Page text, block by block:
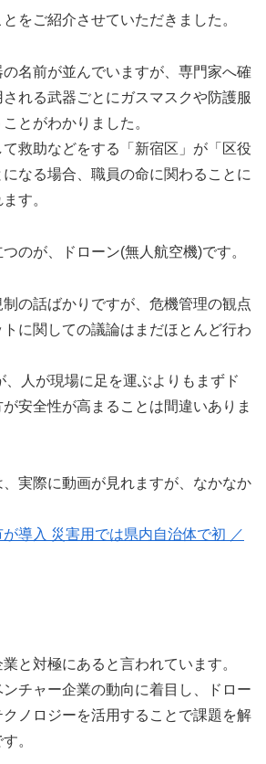
をご紹介させていただきました。
名前が並んでいますが、専門家へ確
れる武器ごとにガスマスクや防護服
とがわかりました。
救助などをする「新宿区」が「区役
なる場合、職員の命に関わることに
す。
のが、ドローン(無人航空機)です。
制の話ばかりですが、危機管理の観点
に関しての議論はまだほとんど行わ
、人が現場に足を運ぶよりもまずド
安全性が高まることは間違いありま
実際に動画が見れますが、なかなか
が導入 災害用では県内自治体で初 ／
と対極にあると言われています。
チャー企業の動向に着目し、ドロー
ノロジーを活用することで課題を解
。